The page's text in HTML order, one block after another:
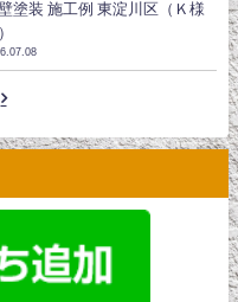
塗装 施工例 東淀川区（Ｋ様